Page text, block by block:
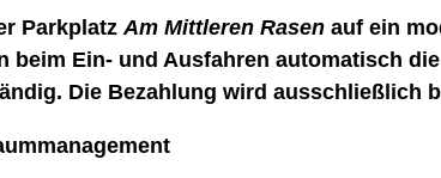
Parkplatz Am Mittleren Rasenauf ein
Ein- und Ausfahren automatisch
Die Bezahlung wird ausschließlich